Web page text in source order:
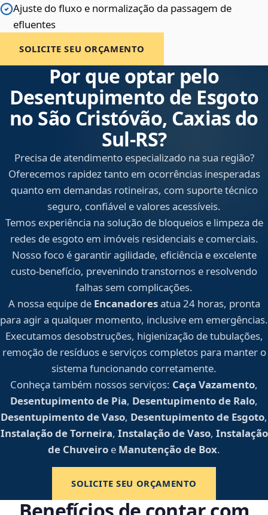
Ajuste do fluxo e normalização da passagem de
efluentes
SOLICITE SEU ORÇAMENTO
Por que optar pelo
Desentupimento de Esgoto
no São Cristóvão, Caxias do
Sul‑RS?
Precisa de atendimento especializado na sua região?
Oferecemos rapidez tanto em ocorrências inesperadas
quanto em demandas rotineiras, com suporte técnico
seguro, confiável e valores acessíveis.
Temos experiência na solução de bloqueios e limpeza de
redes de esgoto em imóveis residenciais e comerciais.
Nosso foco é garantir agilidade, eficiência e excelente
custo-benefício, prevenindo transtornos e resolvendo
falhas sem complicações.
A nossa equipe de Encanadoresatua 24 horas, pronta
para agir a qualquer momento, inclusive em emergências.
Executamos desobstruções, higienização de tubulações,
remoção de resíduos e serviços completos para manter o
sistema funcionando corretamente.
Conheça também nossos serviços: Caça Vazamento,
Desentupimento de Pia, Desentupimento de Ralo,
Desentupimento de Vaso, Desentupimento de Esgoto,
Instalação de Torneira, Instalação de Vaso, Instalação
de Chuveiro e Manutenção de Box.
SOLICITE SEU ORÇAMENTO